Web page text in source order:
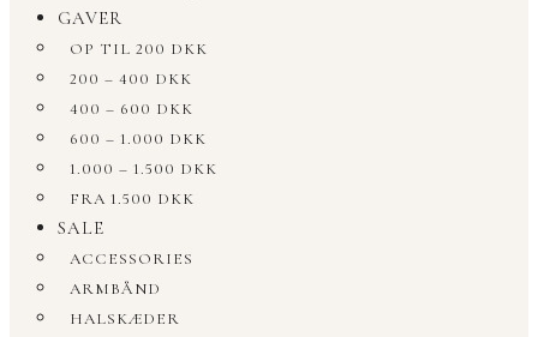
GAVER
OP TIL 200 DKK
200 – 400 DKK
400 – 600 DKK
600 – 1.000 DKK
1.000 – 1.500 DKK
FRA 1.500 DKK
SALE
ACCESSORIES
ARMBÅND
HALSKÆDER